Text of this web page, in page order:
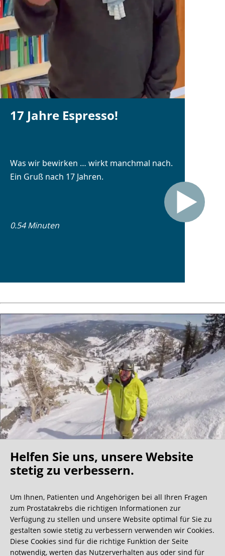
17 Jahre Espresso!
Was wir bewirken … wirkt manchmal nach.
Ein Gruß nach 17 Jahren.
0.54 Minuten
Oh what a ride!
Wir bekommen ja viele tolle Gästebucheinträge,
aber dieser ist doch sehr ungewöhnlich.
0:40 Minuten
Helfen Sie uns, unsere Website
stetig zu verbessern.
Um Ihnen, Patienten und Angehörigen bei all Ihren Fragen
zum Prostatakrebs die richtigen Informationen zur
Verfügung zu stellen und unsere Website optimal für Sie zu
gestalten sowie stetig zu verbessern verwenden wir Cookies.
Diese Cookies sind für die richtige Funktion der Seite
notwendig, werten das Nutzerverhalten aus oder sind für